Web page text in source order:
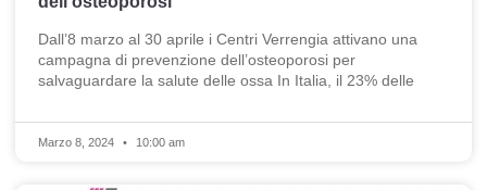
Dall’8 marzo al 30 aprile i Centri Verrengia attivano una
campagna di prevenzione dell’osteoporosi per
salvaguardare la salute delle ossa In Italia, il 23% delle
Marzo 8, 2024 10:00 am